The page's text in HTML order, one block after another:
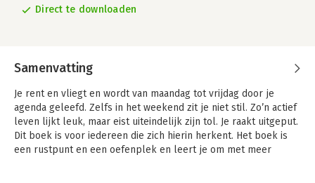
Direct te downloaden
Samenvatting
Je rent en vliegt en wordt van maandag tot vrijdag door je
agenda geleefd. Zelfs in het weekend zit je niet stil. Zo’n actief
leven lijkt leuk, maar eist uiteindelijk zijn tol. Je raakt uitgeput.
Dit boek is voor iedereen die zich hierin herkent. Het boek is
een rustpunt en een oefenplek en leert je om met meer